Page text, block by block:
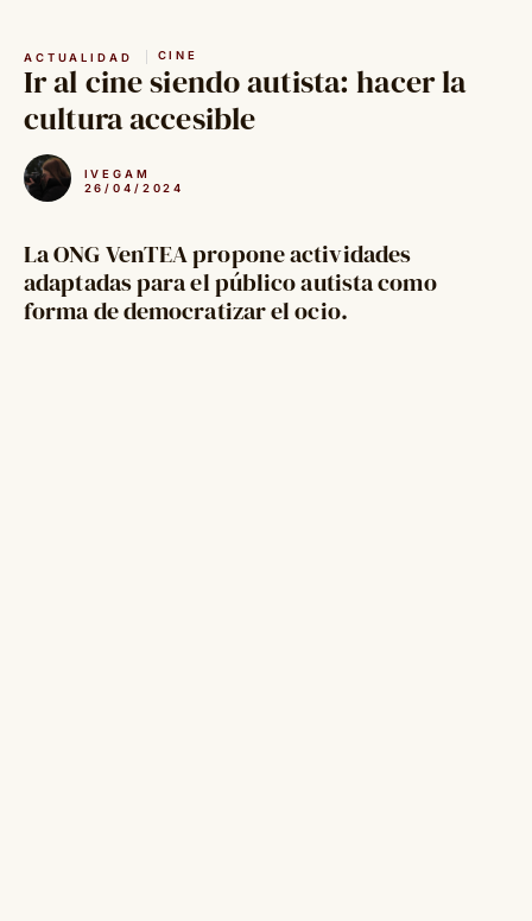
contenido
ACTUALIDAD CINE
Ir al cine siendo autista: hacer la
cultura accesible
IVEGAM
26/04/2024
La ONG VenTEA propone actividades
adaptadas para el público autista como
forma de democratizar el ocio.